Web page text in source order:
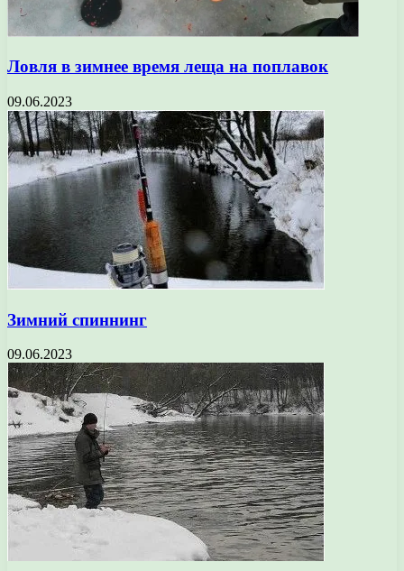
Ловля в зимнее время леща на поплавок
09.06.2023
Зимний спиннинг
09.06.2023